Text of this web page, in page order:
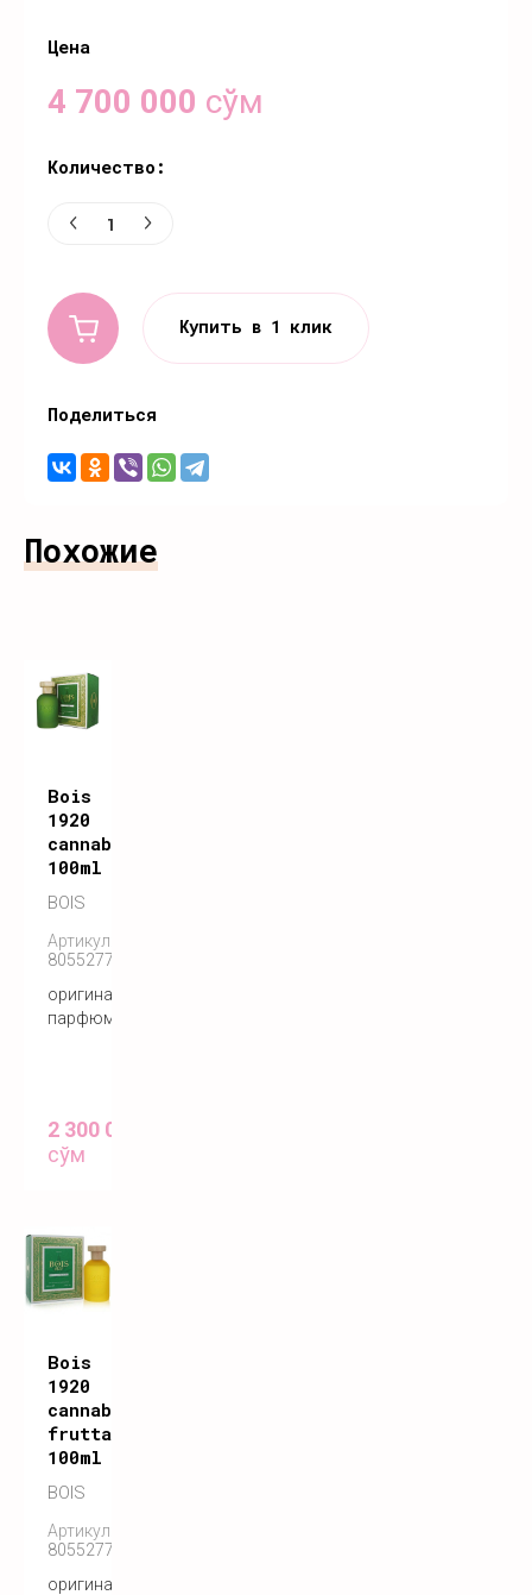
Цена
4 700 000 сўм
Количество:
Купить в 1 клик
Поделиться
Похожие
Bois
1920
cannabis
100ml
BOIS
Артикул:
8055277280350
оригинальный
парфюм
2 300 000
сўм
Bois
1920
cannabis
fruttata
100ml
BOIS
Артикул:
8055277280350
оригинальный